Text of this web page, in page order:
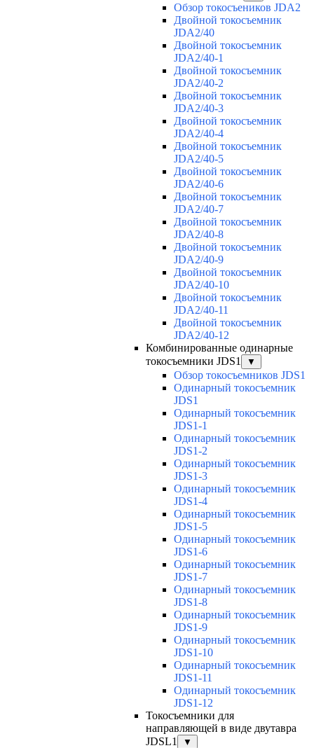
Обзор токосъеников JDA2
Двойной токосъемник
JDA2/40
Двойной токосъемник
JDA2/40-1
Двойной токосъемник
JDA2/40-2
Двойной токосъемник
JDA2/40-3
Двойной токосъемник
JDA2/40-4
Двойной токосъемник
JDA2/40-5
Двойной токосъемник
JDA2/40-6
Двойной токосъемник
JDA2/40-7
Двойной токосъемник
JDA2/40-8
Двойной токосъемник
JDA2/40-9
Двойной токосъемник
JDA2/40-10
Двойной токосъемник
JDA2/40-11
Двойной токосъемник
JDA2/40-12
Комбинированные одинарные
токосъемники JDS1
▼
Обзор токосъемников JDS1
Одинарный токосъемник
JDS1
Одинарный токосъемник
JDS1-1
Одинарный токосъемник
JDS1-2
Одинарный токосъемник
JDS1-3
Одинарный токосъемник
JDS1-4
Одинарный токосъемник
JDS1-5
Одинарный токосъемник
JDS1-6
Одинарный токосъемник
JDS1-7
Одинарный токосъемник
JDS1-8
Одинарный токосъемник
JDS1-9
Одинарный токосъемник
JDS1-10
Одинарный токосъемник
JDS1-11
Одинарный токосъемник
JDS1-12
Токосъемники для
направляющей в виде двутавра
JDSL1
▼